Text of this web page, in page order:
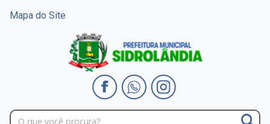
Mapa do Site